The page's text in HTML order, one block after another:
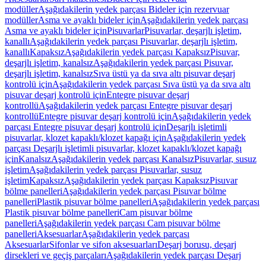
modüllerAşağıdakilerin yedek parçası Bideler için rezervuar
modüllerAsma ve ayaklı bideler içinAşağıdakilerin yedek parçası
Asma ve ayaklı bideler içinPisuvarlarPisuvarlar, deşarjlı işletim,
kanallıAşağıdakilerin yedek parçası Pisuvarlar, deşarjlı işletim,
kanallıKapaksızAşağıdakilerin yedek parçası KapaksızPisuvar,
deşarjlı işletim, kanalsızAşağıdakilerin yedek parçası Pisuvar,
deşarjlı işletim, kanalsızSıva üstü ya da sıva altı pisuvar deşarj
kontrolü içinAşağıdakilerin yedek parçası Sıva üstü ya da sıva altı
pisuvar deşarj kontrolü içinEntegre pisuvar deşarj
kontrollüAşağıdakilerin yedek parçası Entegre pisuvar deşarj
kontrollüEntegre pisuvar deşarj kontrolü içinAşağıdakilerin yedek
parçası Entegre pisuvar deşarj kontrolü içinDeşarjlı işletimli
pisuvarlar, klozet kapaklı/klozet kapağı içinAşağıdakilerin yedek
parçası Deşarjlı işletimli pisuvarlar, klozet kapaklı/klozet kapağı
içinKanalsızAşağıdakilerin yedek parçası KanalsızPisuvarlar, susuz
işletimAşağıdakilerin yedek parçası Pisuvarlar, susuz
işletimKapaksızAşağıdakilerin yedek parçası KapaksızPisuvar
bölme panelleriAşağıdakilerin yedek parçası Pisuvar bölme
panelleriPlastik pisuvar bölme panelleriAşağıdakilerin yedek parçası
Plastik pisuvar bölme panelleriCam pisuvar bölme
panelleriAşağıdakilerin yedek parçası Cam pisuvar bölme
panelleriAksesuarlarAşağıdakilerin yedek parçası
AksesuarlarSifonlar ve sifon aksesuarlarıDeşarj borusu, deşarj
dirsekleri ve geçiş parçalarıAşağıdakilerin yedek parçası Deşarj